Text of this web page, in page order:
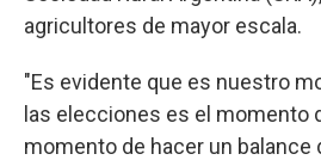
agricultores de mayor escala.
"Es evidente que es nuestro
las elecciones es el momento
momento de hacer un balance